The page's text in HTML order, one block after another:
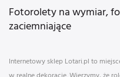
Fotorolety na wymiar,
zaciemniające
Internetowy sklep Lotari.pl to
w realne dekoracje. Wierzymy, że